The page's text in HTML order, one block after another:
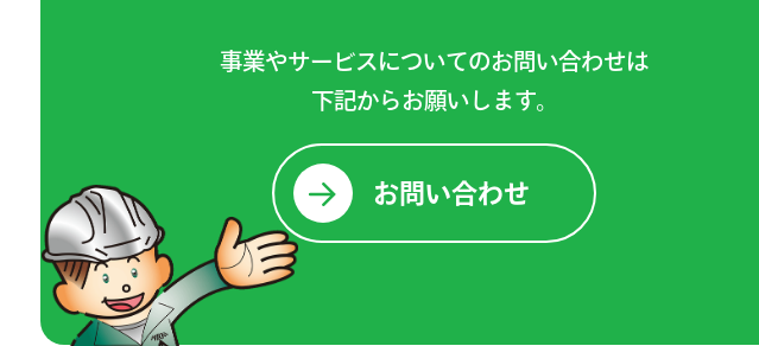
事業やサービスについてのお問い合わせは
下記からお願いします。
お問い合わせ